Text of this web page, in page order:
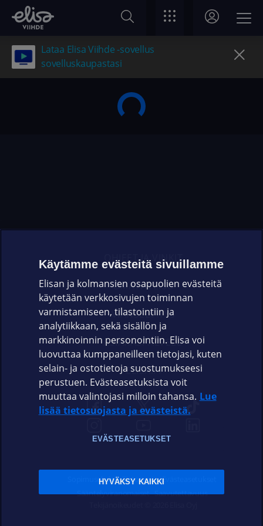
Lataa Elisa Viihde -sovellus
sovelluskaupastasi
OHJEET JA VINKIT
OMAYHTEISÖ
VIANSELVITYS
ASIAKASPALVELU
ELISA.FI
Sopimusehdot Tietosuoja Evästeasetukset
Sääntelyviranomaiset Saavutettavuus
Käytämme evästeitä sivuillamme
Elisan ja kolmansien osapuolien evästeitä
käytetään verkkosivujen toiminnan
varmistamiseen, tilastointiin ja
analytiikkaan, sekä sisällön ja
markkinoinnin personointiin. Elisa voi
luovuttaa kumppaneilleen tietojasi, kuten
selain- ja ostotietoja suostumukseesi
perustuen. Evästeasetuksista voit
muuttaa valintojasi milloin tahansa. Lue
lisää tietosuojasta ja evästeistä.
EVÄSTEASETUKSET
HYVÄKSY KAIKKI